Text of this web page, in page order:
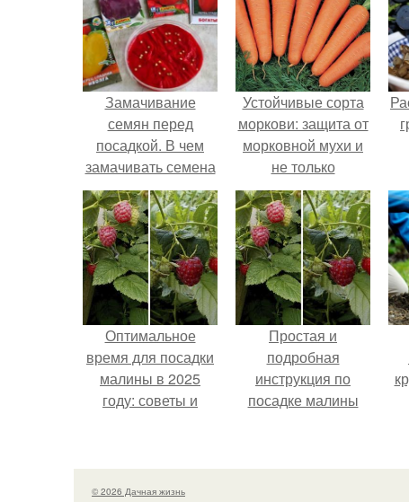
Замачивание
семян перед
посадкой. В чем
замачивать семена
перед посадкой
Устойчивые сорта
моркови: защита от
морковной мухи и
не только
Оптимальное
время для посадки
малины в 2025
году: советы и
Простая и
подробная
инструкция по
посадке малины
© 2026 Дачная жизнь